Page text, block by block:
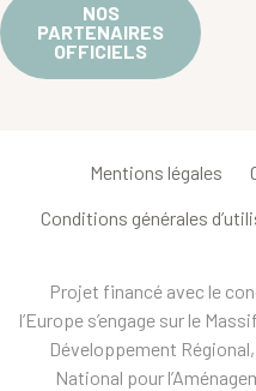
NOS
PARTENAIRES
OFFICIELS
Mentions légales
Conditions générales
Projet financé avec le
l’Europe s’engage sur le
Développement
National pour